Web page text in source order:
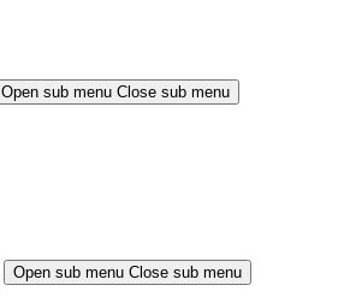
Open sub menu Close sub menu
Open sub menu Close sub menu